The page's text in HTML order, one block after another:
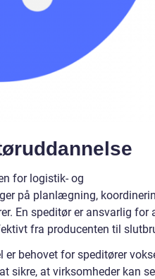
for logistik- og
på planlægning,
En speditør er ansvarlig for
fra producenten til
er behovet for speditører
sikre, at virksomheder kan